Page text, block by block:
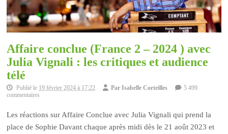
Affaire conclue (France 2 – 2024 ) avec
Julia Vignali : les critiques et audience
télé
Publié le 19 février 2024 à 17:22 ParIsabelle Corteilles
5 499
commentaires
Les réactions sur Affaire Conclue avec Julia Vignali qui prend la
place de Sophie Davant chaque après midi dès le 21 août 2023 et